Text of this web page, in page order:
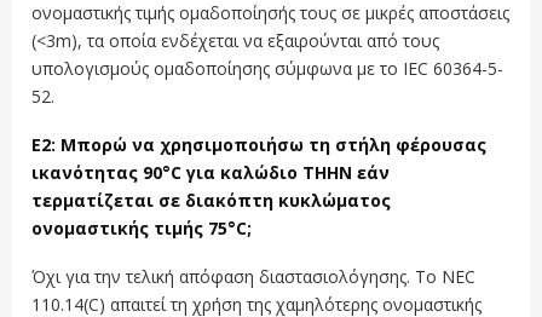
ονομαστικής τιμής ομαδοποίησής τους σε μικρές αποστάσεις
(<3m), τα οποία ενδέχεται να εξαιρούνται από τους
υπολογισμούς ομαδοποίησης σύμφωνα με το IEC 60364-5-
52.
Ε2: Μπορώ να χρησιμοποιήσω τη στήλη φέρουσας
ικανότητας 90°C για καλώδιο THHN εάν
τερματίζεται σε διακόπτη κυκλώματος
ονομαστικής τιμής 75°C;
Όχι για την τελική απόφαση διαστασιολόγησης. Το NEC
110.14(C) απαιτεί τη χρήση της χαμηλότερης ονομαστικής